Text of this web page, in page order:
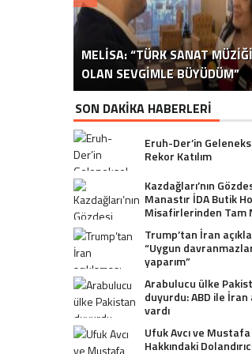
MELISA: “TÜRK SANAT
OLAN SEVGIMLE BÜYÜDÜM”
İSPANYA SAĞLIK
HEDEFLERINI
DR. ALI YÜKSELOĞLU,
2026 SAĞLIK TURIZMI
“YAPIMCI MUSTAFA USLU
SUÇ
USTA YÖNETMEN MURAT
ULUSLARARASI
ÜNLÜ YAPIMCI MUSTAFA
HAKKINDA UYUŞTURUCU
İSTANBUL’DAN BINGÖL’E
TL’LIK GÖNÜL
TURIZM SEKTÖRÜNÜN
İSMI:
MUSTAFA USLU
SORUŞTURMADA
OYUNCU SINAN
SON DAKİKA HABERLERİ
Eruh-Der’in
Rekor Katılım
Kazdağları’nın
Manastır İDA Butik
Misafirlerinden Tam
Trump’tan İran
“Uygun
yaparım”
Arabulucu ülke
duyurdu: ABD ile
vardı
Ufuk Avcı ve
Hakkındaki